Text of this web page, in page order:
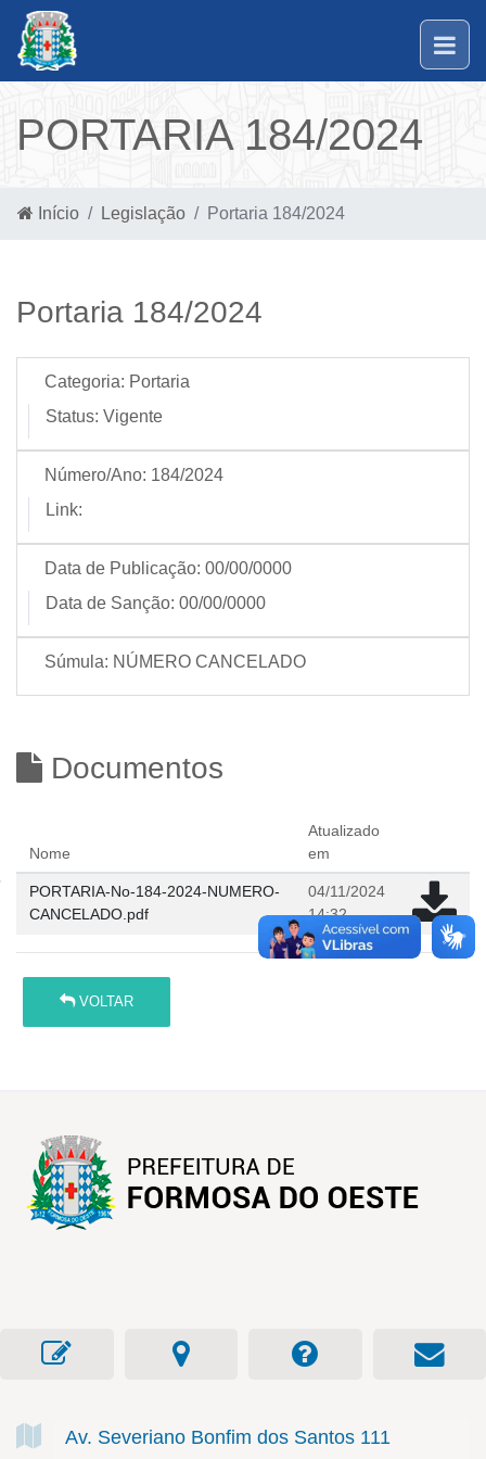
PORTARIA 184/2024
Início Legislação Portaria 184/2024
Portaria 184/2024
Categoria: Portaria
Status: Vigente
Número/Ano: 184/2024
Link:
Data de Publicação: 00/00/0000
Data de Sanção: 00/00/0000
Súmula: NÚMERO CANCELADO
Documentos
Nome
Atualizado
em
PORTARIA-No-184-2024-NUMERO-
CANCELADO.pdf
04/11/2024
14:32
VOLTAR
Av. Severiano Bonfim dos Santos 111